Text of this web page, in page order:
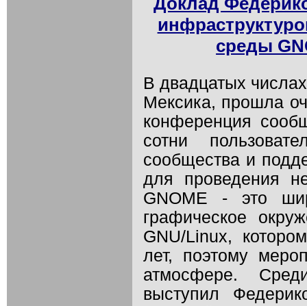
среды
В двадцатых
Мексика, прошла
конференция
сотни
сообщества и
для проведения
GNOME - это
графическое
GNU/Linux,
лет, поэтому
атмосфере.
выступил